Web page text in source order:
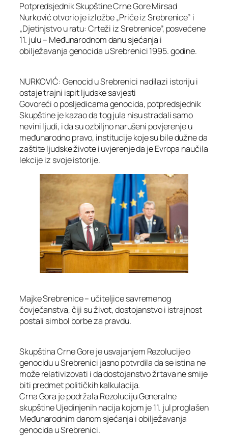
Potpredsjednik Skupštine Crne Gore Mirsad
Nurković otvorio je izložbe „Priče iz Srebrenice” i
„Djetinjstvo u ratu: Crteži iz Srebrenice”, posvećene
11. julu – Međunarodnom danu sjećanja i
obilježavanja genocida u Srebrenici 1995. godine.
NURKOVIĆ: Genocid u Srebrenici nadilazi istoriju i
ostaje trajni ispit ljudske savjesti
Govoreći o posljedicama genocida, potpredsjednik
Skupštine je kazao da tog jula nisu stradali samo
nevini ljudi, i da su ozbiljno narušeni povjerenje u
međunarodno pravo, institucije koje su bile dužne da
zaštite ljudske živote i uvjerenje da je Evropa naučila
lekcije iz svoje istorije.
Majke Srebrenice – učiteljice savremenog
čovječanstva, čiji su život, dostojanstvo i istrajnost
postali simbol borbe za pravdu.
Skupština Crne Gore je usvajanjem Rezolucije o
genocidu u Srebrenici jasno potvrdila da se istina ne
može relativizovati i da dostojanstvo žrtava ne smije
biti predmet političkih kalkulacija.
Crna Gora je podržala Rezoluciju Generalne
skupštine Ujedinjenih nacija kojom je 11. jul proglašen
Međunarodnim danom sjećanja i obilježavanja
genocida u Srebrenici.